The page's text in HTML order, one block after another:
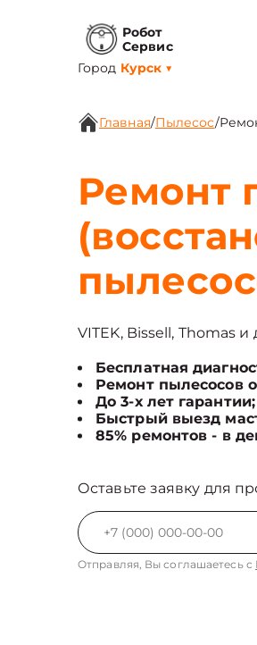
Робот
Сервис
Город Курск ▼
Главная/Пылесос/
Ремонт
VITEK, Bissell, Thomas
Бесплатная
Ремонт пылесосов
До 3-х лет гарантии;
Быстрый выезд
85% ремонтов - в
Оставьте заявку для
Отправляя, Вы соглашаетесь с